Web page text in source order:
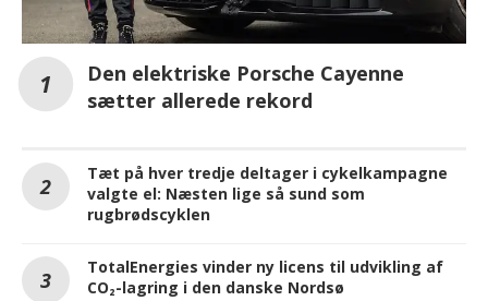
Den elektriske Porsche Cayenne
sætter allerede rekord
Tæt på hver tredje deltager i cykelkampagne
valgte el: Næsten lige så sund som
rugbrødscyklen
TotalEnergies vinder ny licens til udvikling af
CO₂-lagring i den danske Nordsø